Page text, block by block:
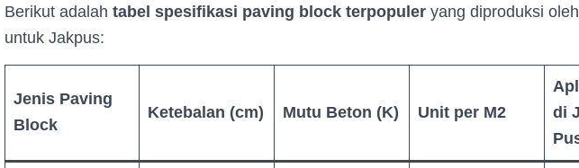
Berikut adalah tabel spesifikasi paving block terpopuler yang diproduksi
untuk Jakpus:
Jenis Paving
Block
Ketebalan (cm) Mutu Beton (K) Unit per M2
di